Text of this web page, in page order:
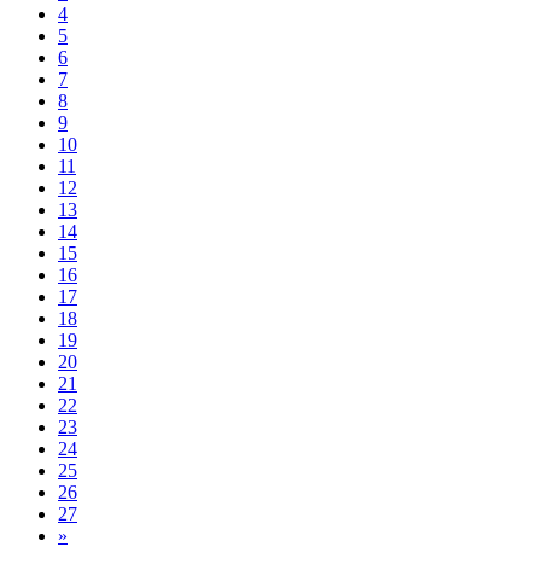
4
5
6
7
8
9
10
11
12
13
14
15
16
17
18
19
20
21
22
23
24
25
26
27
»